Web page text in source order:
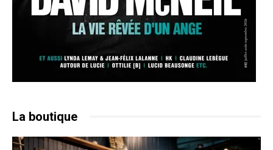
La boutique